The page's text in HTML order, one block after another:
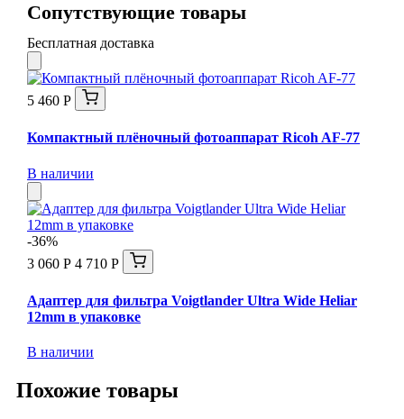
Сопутствующие товары
Бесплатная доставка
5 460 Р
Компактный плёночный фотоаппарат Ricoh AF-77
В наличии
-36%
3 060 Р 4 710 Р
Адаптер для фильтра Voigtlander Ultra Wide Heliar
12mm в упаковке
В наличии
Похожие товары